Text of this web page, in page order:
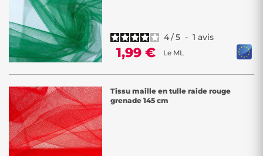
4/5 - 1 avis
1,99 € Le ML
Tissu maille en tulle raide rouge
grenade 145 cm